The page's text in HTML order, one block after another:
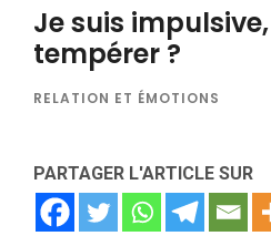
Je suis
tempérer ?
RELATION ET ÉMOTIONS
PARTAGER L'ARTICLE SUR